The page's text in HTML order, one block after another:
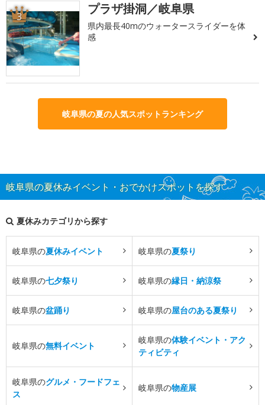
3 プラザ掛洞／岐阜県
県内最長40mのウォータースライダーを体
感
岐阜県の夏の人気スポットランキング
岐阜県の夏休みイベント・おでかけスポットを探す
夏休みカテゴリから探す
岐阜県の夏休みイベント 岐阜県の夏祭り
岐阜県の七夕祭り 岐阜県の縁日・納涼祭
岐阜県の盆踊り 岐阜県の屋台のある夏祭り
岐阜県の無料イベント
岐阜県の体験イベント・アク
ティビティ
岐阜県のグルメ・フードフェ
ス
岐阜県の物産展